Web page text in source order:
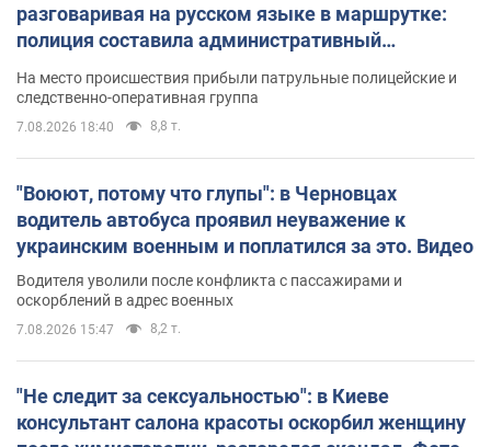
разговаривая на русском языке в маршрутке:
полиция составила административный
На место происшествия прибыли патрульные полицейские и
следственно-оперативная группа
7.08.2026 18:40 8,8 т.
"Воюют, потому что глупы": в Черновцах
водитель автобуса проявил неуважение к
украинским военным и поплатился за это. Видео
Водителя уволили после конфликта с пассажирами и
оскорблений в адрес военных
7.08.2026 15:47 8,2 т.
"Не следит за сексуальностью": в Киеве
консультант салона красоты оскорбил женщину